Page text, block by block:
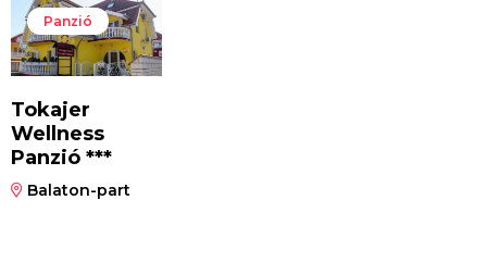
Panzió
Tokajer
Wellness
Panzió ***
Balaton-part